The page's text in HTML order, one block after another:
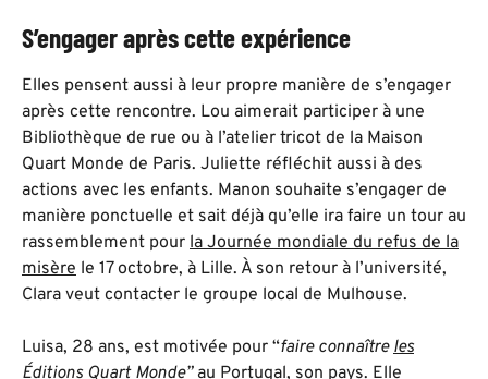
S’engager après cette expérience
Elles pensent aussi à leur propre manière de s’engager
après cette rencontre. Lou aimerait participer à une
Bibliothèque de rue ou à l’atelier tricot de la Maison
Quart Monde de Paris. Juliette réfléchit aussi à des
actions avec les enfants. Manon souhaite s’engager de
manière ponctuelle et sait déjà qu’elle ira faire un tour au
rassemblement pour la Journée mondiale du refus de la
misère le 17 octobre, à Lille. À son retour à l’université,
Clara veut contacter le groupe local de Mulhouse.
Luisa, 28 ans, est motivée pour “faire connaître les
Éditions Quart Monde”au Portugal, son pays. Elle